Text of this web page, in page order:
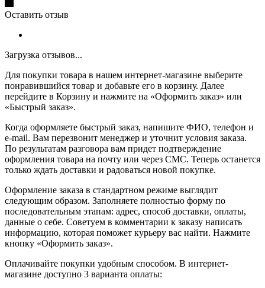
Оставить отзыв
Загрузка отзывов...
Для покупки товара в нашем интернет-магазине выберите
понравившийся товар и добавьте его в корзину. Далее
перейдите в Корзину и нажмите на «Оформить заказ» или
«Быстрый заказ».
Когда оформляете быстрый заказ, напишите ФИО, телефон и
e-mail. Вам перезвонит менеджер и уточнит условия заказа.
По результатам разговора вам придет подтверждение
оформления товара на почту или через СМС. Теперь останется
только ждать доставки и радоваться новой покупке.
Оформление заказа в стандартном режиме выглядит
следующим образом. Заполняете полностью форму по
последовательным этапам: адрес, способ доставки, оплаты,
данные о себе. Советуем в комментарии к заказу написать
информацию, которая поможет курьеру вас найти. Нажмите
кнопку «Оформить заказ».
Оплачивайте покупки удобным способом. В интернет-
магазине доступно 3 варианта оплаты: